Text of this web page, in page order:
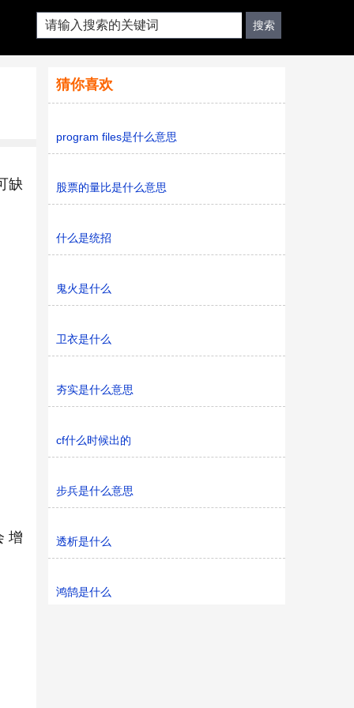
缺
增
猜你喜欢
program files是什么意思
股票的量比是什么意思
什么是统招
鬼火是什么
卫衣是什么
夯实是什么意思
cf什么时候出的
步兵是什么意思
透析是什么
鸿鹄是什么